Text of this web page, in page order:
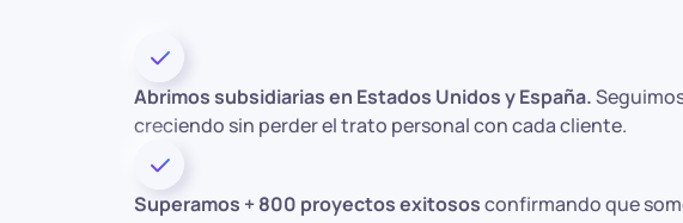
Abrimos subsidiarias en Estados Unidos y España.
creciendo sin perder el trato personal con cada cliente.
Superamos + 800 proyectos exitososconfirmando que